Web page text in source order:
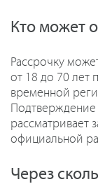
Кто может
Рассрочку
от 18 до 70 лет
временной
Подтверждение
рассматривает
официальной
Через